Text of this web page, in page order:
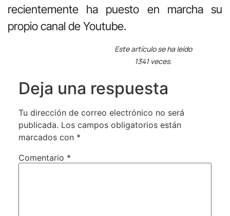
recientemente ha puesto en marcha su
propio canal de Youtube.
Este artículo se ha leído
1341 veces.
Deja una respuesta
Tu dirección de correo electrónico no será
publicada. Los campos obligatorios están
marcados con *
Comentario *